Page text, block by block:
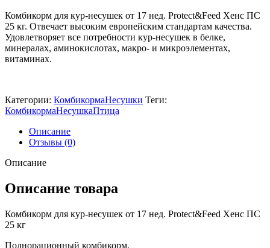
Комбикорм для кур-несушек от 17 нед. Protect&Feed Хенс ПС
25 кг. Отвечает высоким европейским стандартам качества.
Удовлетворяет все потребности кур-несушек в белке,
минералах, аминокислотах, макро- и микроэлементах,
витаминах.
Категории: КомбикормаНесушки Теги:
КомбикормаНесушкаПтица
Описание
Отзывы (0)
Описание
Описание товара
Комбикорм для кур-несушек от 17 нед. Protect&Feed Хенс ПС
25 кг
Полнорационный комбикорм.